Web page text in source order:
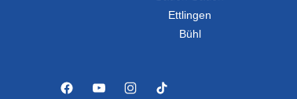
Ettlingen
Bühl